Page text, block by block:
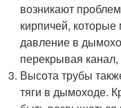
возникают
кирпичей, которые
давление в
перекрывая
Высота трубы
тяги в дымоходе.